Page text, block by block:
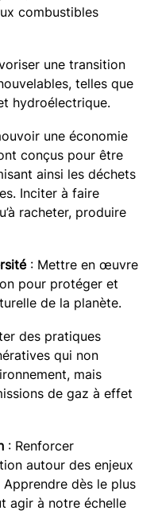
combustibles
une transition
telles que
hydroélectrique.
une économie
conçus pour être
ainsi les déchets
Inciter à faire
racheter, produire
: Mettre en œuvre
pour protéger et
de la planète.
des pratiques
qui non
mais
de gaz à effet
: Renforcer
autour des enjeux
dès le plus
agir à notre échelle